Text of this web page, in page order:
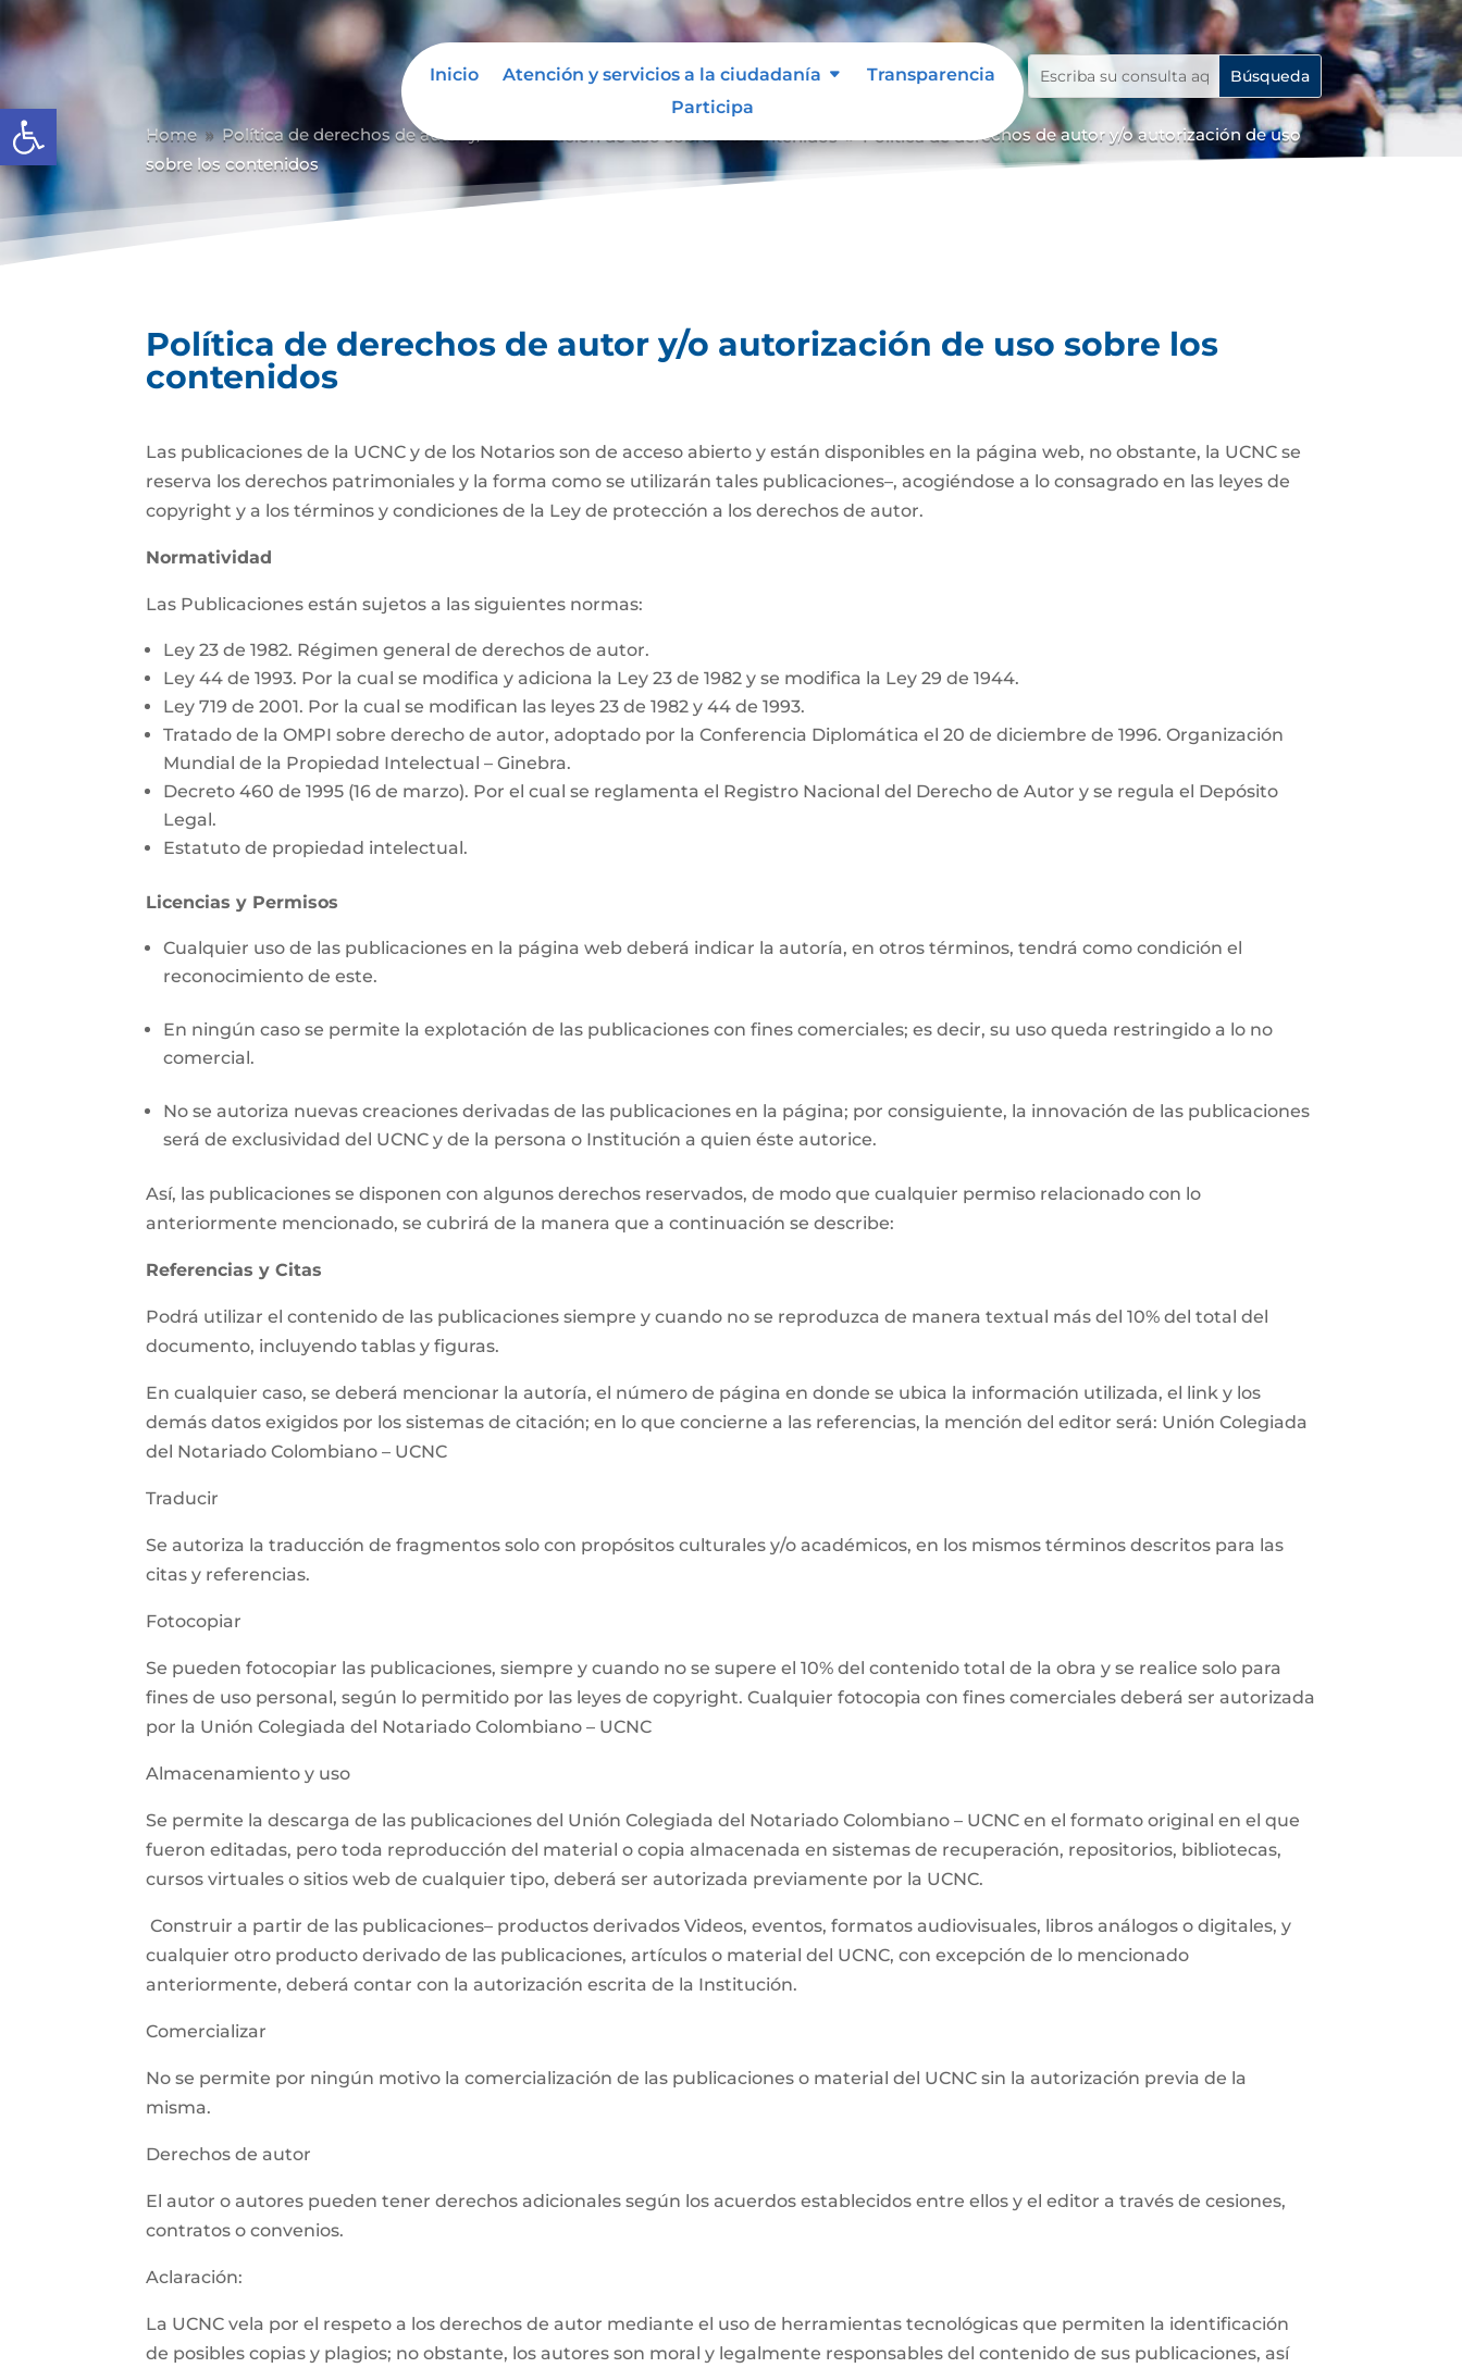
Abrir barra de herramientas
Inicio Atención y servicios a la ciudadanía
Transparencia
Participa
Home 9 Política de derechos de autor y/
Política de derechos de autor y/o autorización de uso
sobre los contenidos
Política de derechos de autor y/o autorización de uso sobre los
contenidos
Las publicaciones de la UCNC y de los Notarios son de acceso abierto y están disponibles en la página web, no obstante, la UCNC se
reserva los derechos patrimoniales y la forma como se utilizarán tales publicaciones–, acogiéndose a lo consagrado en las leyes de
copyright y a los términos y condiciones de la Ley de protección a los derechos de autor.
Normatividad
Las Publicaciones están sujetos a las siguientes normas:
Ley 23 de 1982. Régimen general de derechos de autor.
Ley 44 de 1993. Por la cual se modifica y adiciona la Ley 23 de 1982 y se modifica la Ley 29 de 1944.
Ley 719 de 2001. Por la cual se modifican las leyes 23 de 1982 y 44 de 1993.
Tratado de la OMPI sobre derecho de autor, adoptado por la Conferencia Diplomática el 20 de diciembre de 1996. Organización
Mundial de la Propiedad Intelectual – Ginebra.
Decreto 460 de 1995 (16 de marzo). Por el cual se reglamenta el Registro Nacional del Derecho de Autor y se regula el Depósito
Legal.
Estatuto de propiedad intelectual.
Licencias y Permisos
Cualquier uso de las publicaciones en la página web deberá indicar la autoría, en otros términos, tendrá como condición el
reconocimiento de este.
En ningún caso se permite la explotación de las publicaciones con fines comerciales; es decir, su uso queda restringido a lo no
comercial.
No se autoriza nuevas creaciones derivadas de las publicaciones en la página; por consiguiente, la innovación de las publicaciones
será de exclusividad del UCNC y de la persona o Institución a quien éste autorice.
Así, las publicaciones se disponen con algunos derechos reservados, de modo que cualquier permiso relacionado con lo
anteriormente mencionado, se cubrirá de la manera que a continuación se describe:
Referencias y Citas
Podrá utilizar el contenido de las publicaciones siempre y cuando no se reproduzca de manera textual más del 10% del total del
documento, incluyendo tablas y figuras.
En cualquier caso, se deberá mencionar la autoría, el número de página en donde se ubica la información utilizada, el link y los
demás datos exigidos por los sistemas de citación; en lo que concierne a las referencias, la mención del editor será: Unión Colegiada
del Notariado Colombiano – UCNC
Traducir
Se autoriza la traducción de fragmentos solo con propósitos culturales y/o académicos, en los mismos términos descritos para las
citas y referencias.
Fotocopiar
Se pueden fotocopiar las publicaciones, siempre y cuando no se supere el 10% del contenido total de la obra y se realice solo para
fines de uso personal, según lo permitido por las leyes de copyright. Cualquier fotocopia con fines comerciales deberá ser autorizada
por la Unión Colegiada del Notariado Colombiano – UCNC
Almacenamiento y uso
Se permite la descarga de las publicaciones del Unión Colegiada del Notariado Colombiano – UCNC en el formato original en el que
fueron editadas, pero toda reproducción del material o copia almacenada en sistemas de recuperación, repositorios, bibliotecas,
cursos virtuales o sitios web de cualquier tipo, deberá ser autorizada previamente por la UCNC.
Construir a partir de las publicaciones– productos derivados Videos, eventos, formatos audiovisuales, libros análogos o digitales, y
cualquier otro producto derivado de las publicaciones, artículos o material del UCNC, con excepción de lo mencionado
anteriormente, deberá contar con la autorización escrita de la Institución.
Comercializar
No se permite por ningún motivo la comercialización de las publicaciones o material del UCNC sin la autorización previa de la
misma.
Derechos de autor
El autor o autores pueden tener derechos adicionales según los acuerdos establecidos entre ellos y el editor a través de cesiones,
contratos o convenios.
Aclaración:
La UCNC vela por el respeto a los derechos de autor mediante el uso de herramientas tecnológicas que permiten la identificación
de posibles copias y plagios; no obstante, los autores son moral y legalmente responsables del contenido de sus publicaciones, así